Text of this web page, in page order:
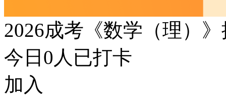
2026成考《数学（理）
今日 0 人已打卡
加入